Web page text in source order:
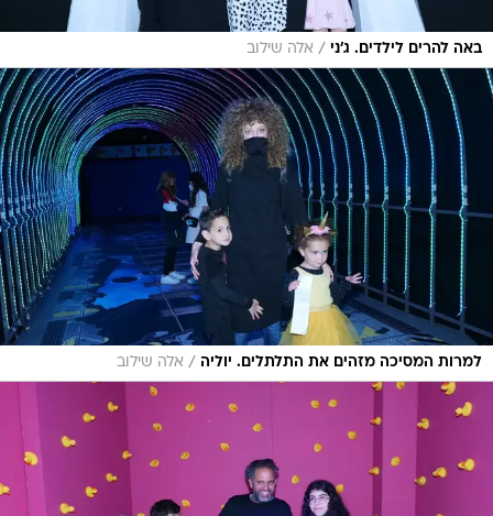
באה להרים לילדים. ג'ני / אלה שילוב
למרות המסיכה מזהים את התלתלים. יוליה / אלה שילוב